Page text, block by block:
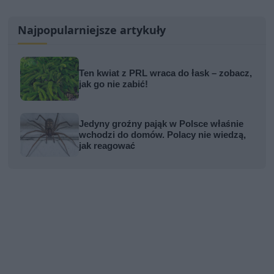
Najpopularniejsze artykuły
Ten kwiat z PRL wraca do łask – zobacz,
jak go nie zabić!
Jedyny groźny pająk w Polsce właśnie
wchodzi do domów. Polacy nie wiedzą,
jak reagować